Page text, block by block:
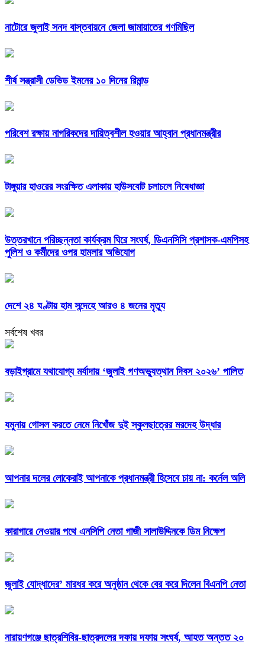
নাটোরে জুলাই সনদ বাস্তবায়নে জেলা জামায়াতের গণমিছিল
শীর্ষ সন্ত্রাসী ডেভিড ইমনের ১০ দিনের রিমান্ড
পরিবেশ রক্ষায় নাগরিকদের দায়িত্বশীল হওয়ার আহ্বান প্রধানমন্ত্রীর
টাঙ্গুয়ার হাওরের সংরক্ষিত এলাকায় হাউসবোট চলাচলে নিষেধাজ্ঞা
উত্তরখানে পরিচ্ছন্নতা কার্যক্রম ঘিরে সংঘর্ষ, ডিএনসিসি প্রশাসক-এমপিসহ
পুলিশ ও কর্মীদের ওপর হামলার অভিযোগ
দেশে ২৪ ঘণ্টায় হাম সন্দেহে আরও ৪ জনের মৃত্যু
সর্বশেষ খবর
বড়াইগ্রামে যথাযোগ্য মর্যাদায় ‘জুলাই গণঅভ্যুত্থান দিবস ২০২৬’ পালিত
যমুনায় গোসল করতে নেমে নিখোঁজ দুই স্কুলছাত্রের মরদেহ উদ্ধার
আপনার দলের লোকেরাই আপনাকে প্রধানমন্ত্রী হিসেবে চায় না: কর্নেল অলি
কারাগারে নেওয়ার পথে এনসিপি নেতা গাজী সালাউদ্দিনকে ডিম নিক্ষেপ
জুলাই যোদ্ধাদের’ মারধর করে অনুষ্ঠান থেকে বের করে দিলেন বিএনপি নেতা
নারায়ণগঞ্জে ছাত্রশিবির-ছাত্রদলের দফায় দফায় সংঘর্ষ, আহত অন্তত ২০